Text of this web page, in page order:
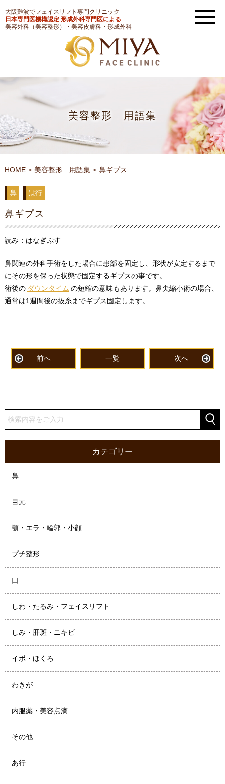
大阪難波でフェイスリフト専門クリニック
日本専門医機構認定 形成外科専門医による
美容外科（美容整形）・美容皮膚科・形成外科
美容整形 用語集
HOME 美容整形 用語集 鼻ギプス
鼻 は行
鼻ギプス
読み：はなぎぷす
鼻関連の外科手術をした場合に患部を固定し、形状が安定するまで
にその形を保った状態で固定するギプスの事です。
術後の ダウンタイム の短縮の意味もあります。鼻尖縮小術の場合、
通常は1週間後の抜糸までギプス固定します。
前へ 一覧 次へ
カテゴリー
鼻
目元
顎・エラ・輪郭・小顔
プチ整形
口
しわ・たるみ・フェイスリフト
しみ・肝斑・ニキビ
イボ・ほくろ
わきが
内服薬・美容点滴
その他
あ行